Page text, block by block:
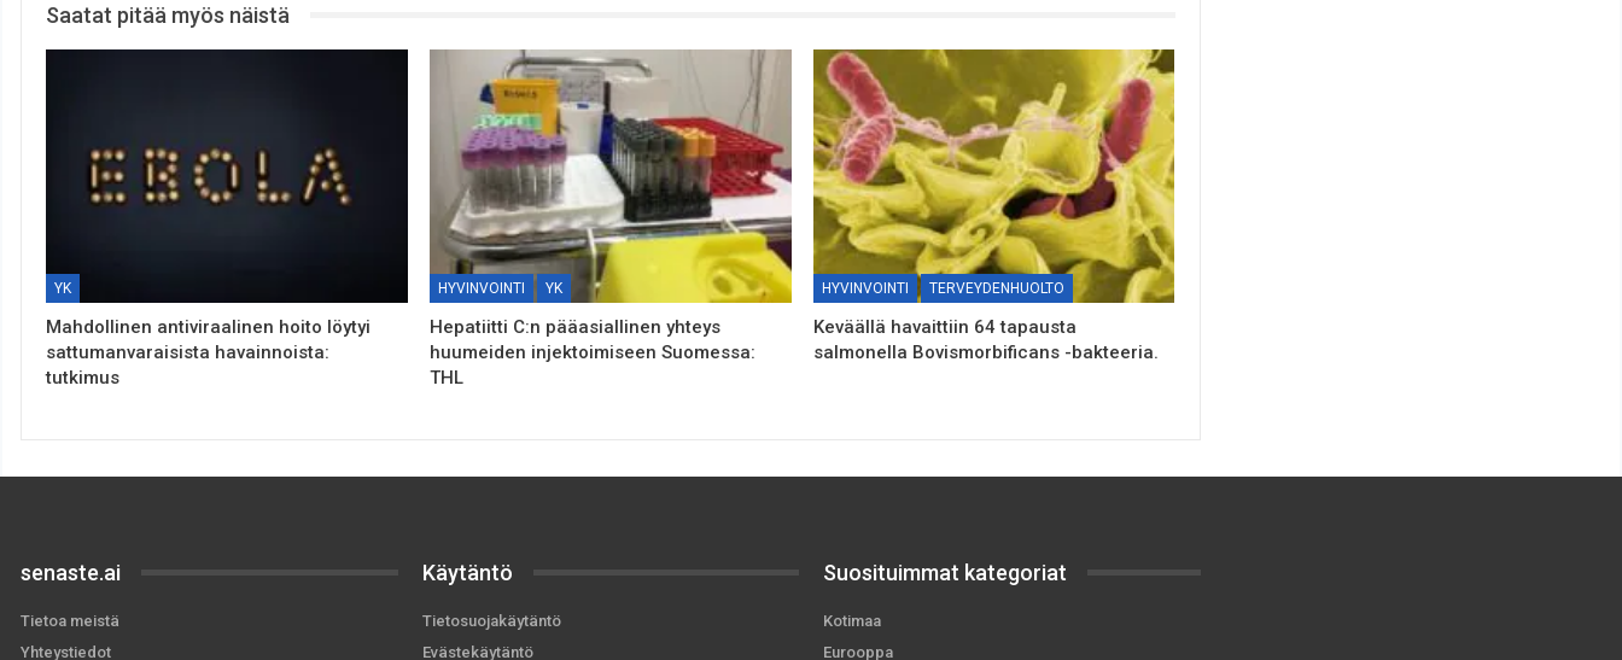
Saatat pitää myös näistä
YK
Mahdollinen antiviraalinen hoito löytyi
sattumanvaraisista havainnoista:
tutkimus
HYVINVOINTI YK
Hepatiitti C:n pääasiallinen yhteys
huumeiden injektoimiseen Suomessa:
THL
HYVINVOINTI TERVEYDENHUOLTO
Keväällä havaittiin 64 tapausta
salmonella Bovismorbificans -bakteeria.
senaste.ai
Tietoa meistä
Yhteystiedot
Käytäntö
Tietosuojakäytäntö
Evästekäytäntö
Suosituimmat kategoriat
Kotimaa
Eurooppa